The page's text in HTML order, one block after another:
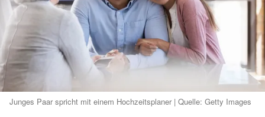
Junges Paar spricht mit einem Hochzeitsplaner | Quelle: Getty Images